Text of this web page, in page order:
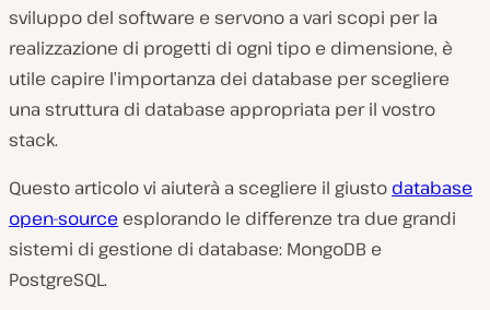
sviluppo del software e servono a vari scopi per la
realizzazione di progetti di ogni tipo e dimensione, è
utile capire l’importanza dei database per scegliere
una struttura di database appropriata per il vostro
stack.
Questo articolo vi aiuterà a scegliere il giusto database
open-source esplorando le differenze tra due grandi
sistemi di gestione di database: MongoDB e
PostgreSQL.